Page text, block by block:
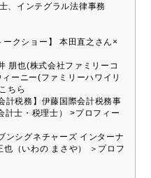
、インテグラル法律事務
クショー】 本田直之さん×
朋也(株式会社ファミリーコ
ーニー(ファミリーハワイリ
ちら
税務】伊藤国際会計税務事
士・税理士） >プロフィー
シグネチャーズ インターナ
（いわの まさや） ＞プロフ